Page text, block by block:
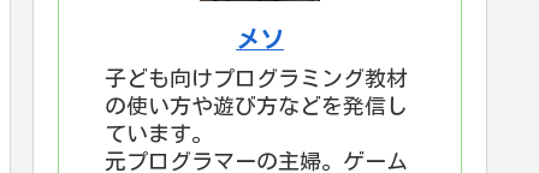
メソ
子ども向けプログラミング教材
の使い方や遊び方などを発信し
ています。
元プログラマーの主婦。ゲーム